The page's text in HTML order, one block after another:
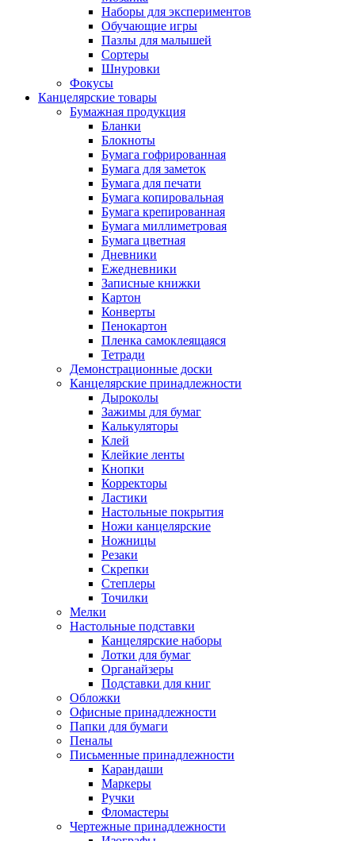
Наборы для экспериментов
Обучающие игры
Пазлы для малышей
Сортеры
Шнуровки
Фокусы
Канцелярские товары
Бумажная продукция
Бланки
Блокноты
Бумага гофрированная
Бумага для заметок
Бумага для печати
Бумага копировальная
Бумага крепированная
Бумага миллиметровая
Бумага цветная
Дневники
Ежедневники
Записные книжки
Картон
Конверты
Пенокартон
Пленка самоклеящаяся
Тетради
Демонстрационные доски
Канцелярские принадлежности
Дыроколы
Зажимы для бумаг
Калькуляторы
Клей
Клейкие ленты
Кнопки
Корректоры
Ластики
Настольные покрытия
Ножи канцелярские
Ножницы
Резаки
Скрепки
Степлеры
Точилки
Мелки
Настольные подставки
Канцелярские наборы
Лотки для бумаг
Органайзеры
Подставки для книг
Обложки
Офисные принадлежности
Папки для бумаги
Пеналы
Письменные принадлежности
Карандаши
Маркеры
Ручки
Фломастеры
Чертежные принадлежности